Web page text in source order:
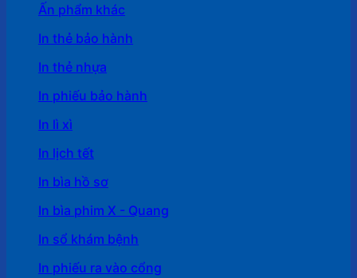
Ấn phẩm khác
In thẻ bảo hành
In thẻ nhựa
In phiếu bảo hành
In lì xì
In lịch tết
In bìa hồ sơ
In bìa phim X - Quang
In sổ khám bệnh
In phiếu ra vào cổng